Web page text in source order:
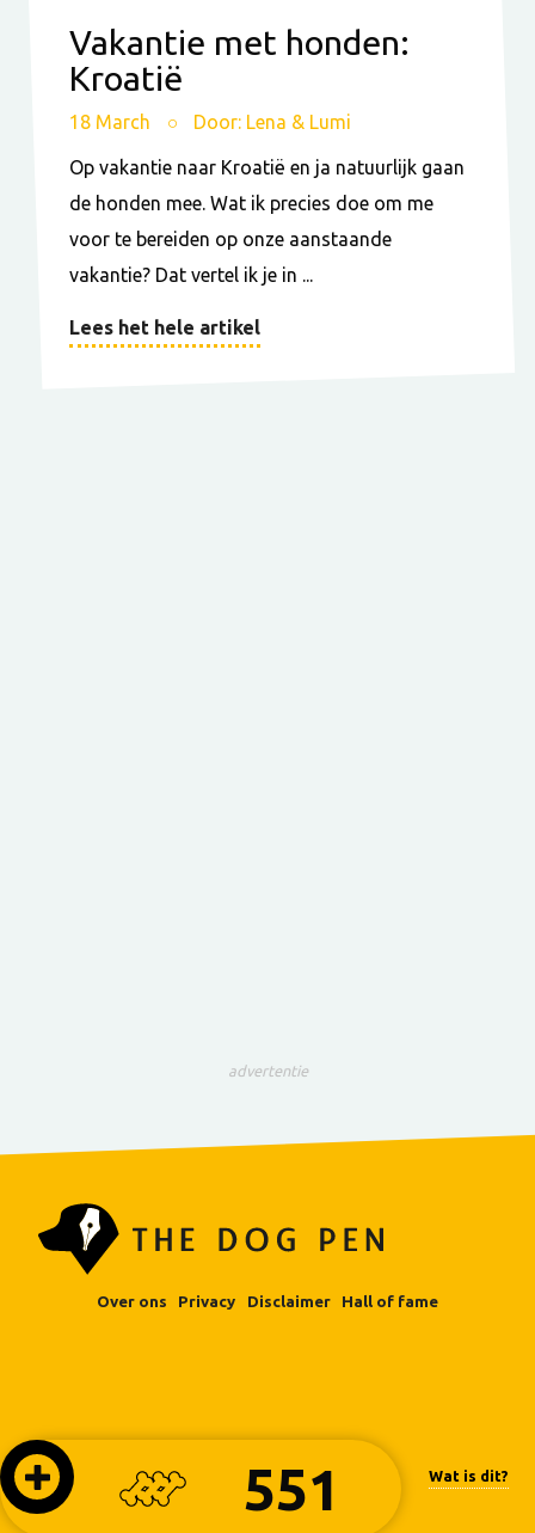
551 Wat is dit?
Vakantie met honden:
Kroatië
18 March Door: Lena & Lumi
Op vakantie naar Kroatië en ja natuurlijk gaan
de honden mee. Wat ik precies doe om me
voor te bereiden op onze aanstaande
vakantie? Dat vertel ik je in ...
Lees het hele artikel
advertentie
Over ons Privacy Disclaimer Hall of fame